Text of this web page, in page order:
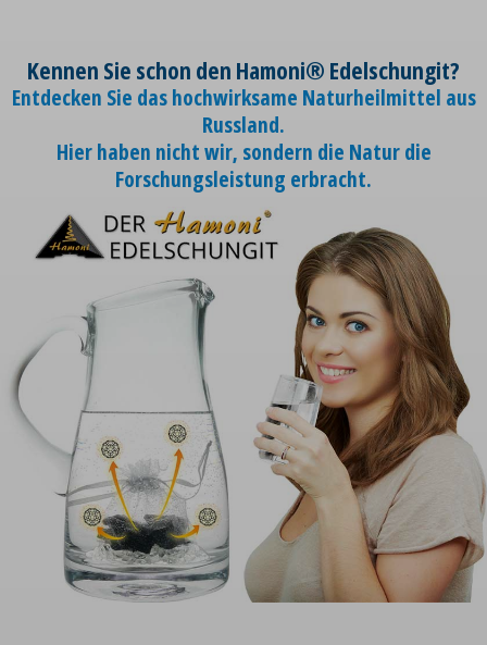
Kennen Sie schon den Hamoni® Edelschungit?
Entdecken Sie das hochwirksame Naturheilmittel aus
Russland.
Hier haben nicht wir, sondern die Natur die
Forschungsleistung erbracht.